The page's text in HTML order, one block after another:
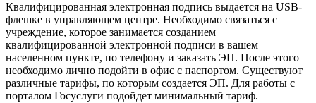
Квалифицированная электронная подпись выдается на USB-
флешке в управляющем центре. Необходимо связаться с
учреждение, которое занимается созданием
квалифицированной электронной подписи в вашем
населенном пункте, по телефону и заказать ЭП. После этого
необходимо лично подойти в офис с паспортом. Существуют
различные тарифы, по которым создается ЭП. Для работы с
порталом Госуслуги подойдет минимальный тариф.